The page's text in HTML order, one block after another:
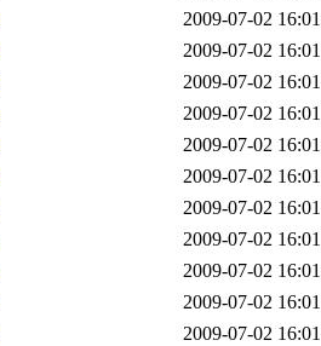
2009-07-02 16:01
2009-07-02 16:01
2009-07-02 16:01
2009-07-02 16:01
2009-07-02 16:01
2009-07-02 16:01
2009-07-02 16:01
2009-07-02 16:01
2009-07-02 16:01
2009-07-02 16:01
2009-07-02 16:01